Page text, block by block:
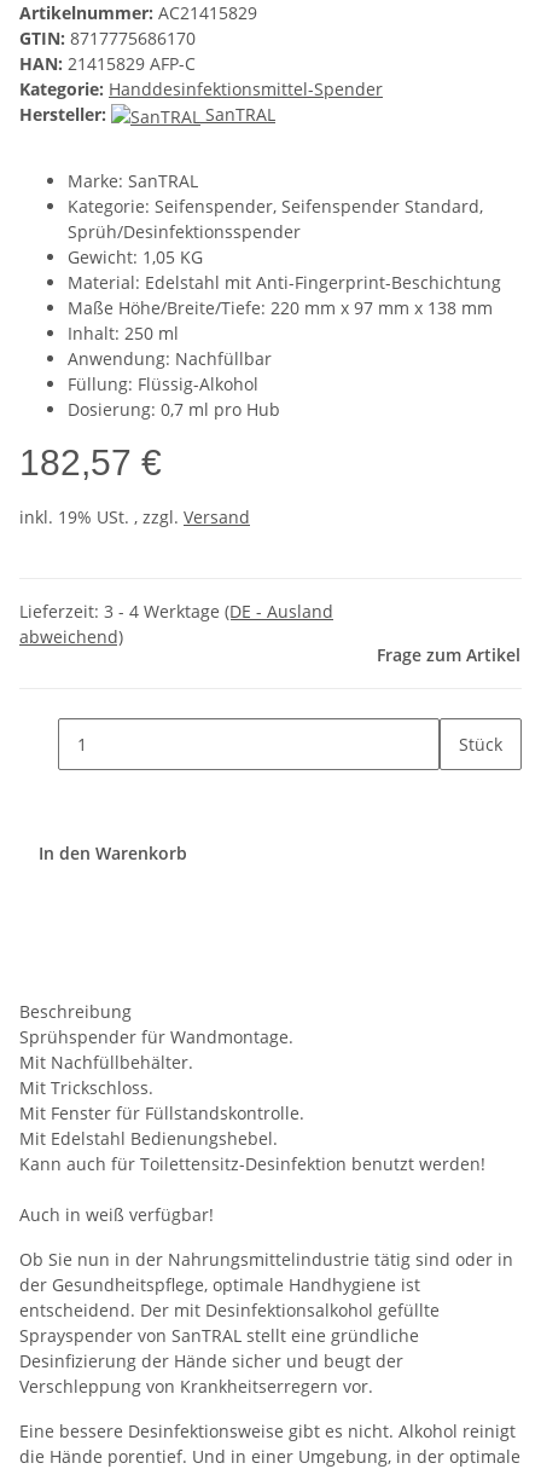
Artikelnummer: AC21415829
GTIN: 8717775686170
HAN: 21415829 AFP-C
Kategorie: Handdesinfektionsmittel-Spender
Hersteller:
SanTRAL
Marke: SanTRAL
Kategorie: Seifenspender, Seifenspender Standard,
Sprüh/Desinfektionsspender
Gewicht: 1,05 KG
Material: Edelstahl mit Anti-Fingerprint-Beschichtung
Maße Höhe/Breite/Tiefe: 220 mm x 97 mm x 138 mm
Inhalt: 250 ml
Anwendung: Nachfüllbar
Füllung: Flüssig-Alkohol
Dosierung: 0,7 ml pro Hub
182,57 €
inkl. 19% USt. , zzgl. Versand
Lieferzeit: 3 - 4 Werktage (DE - Ausland
abweichend)
Frage zum Artikel
Stück
In den Warenkorb
Beschreibung
Sprühspender für Wandmontage.
Mit Nachfüllbehälter.
Mit Trickschloss.
Mit Fenster für Füllstandskontrolle.
Mit Edelstahl Bedienungshebel.
Kann auch für Toilettensitz-Desinfektion benutzt werden!
Auch in weiß verfügbar!
Ob Sie nun in der Nahrungsmittelindustrie tätig sind oder in
der Gesundheitspflege, optimale Handhygiene ist
entscheidend. Der mit Desinfektionsalkohol gefüllte
Sprayspender von SanTRAL stellt eine gründliche
Desinfizierung der Hände sicher und beugt der
Verschleppung von Krankheitserregern vor.
Eine bessere Desinfektionsweise gibt es nicht. Alkohol reinigt
die Hände porentief. Und in einer Umgebung, in der optimale